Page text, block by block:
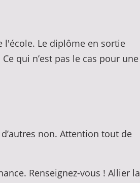
l'école. Le diplôme en sortie
qui n’est pas le cas pour une
non. Attention tout de
Renseignez-vous ! Allier la